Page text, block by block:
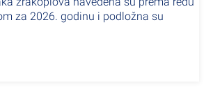
za 2026. godinu i podložna su